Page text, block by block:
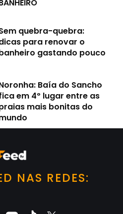
quebra-quebra:
para renovar o
gastando pouco
Baía do Sancho
em 4º lugar entre as
mais bonitas do
NAS REDES: